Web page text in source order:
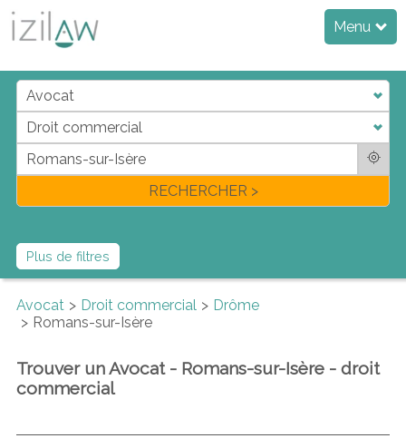
Menu
jdadi
fl
RECHERCHER >
Plus de filtres
Avocat Droit commercial
Drôme
Romans-sur-Isère
Trouver un Avocat - Romans-sur-Isère - droit
commercial